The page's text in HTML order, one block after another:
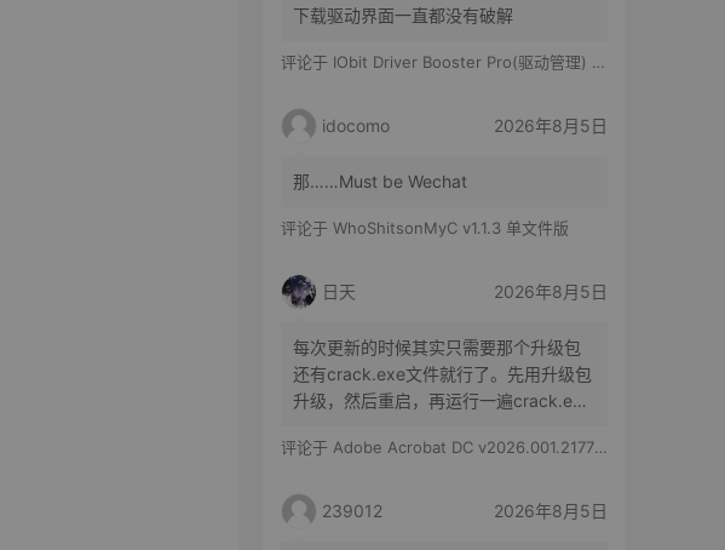
下载驱动界面一直都没有破解
评论于 IObit Driver Booster Pro(驱动管理) v13.6.0.438 便携修改版
idocomo 2026年8月5日
那……Must be Wechat
评论于 WhoShitsonMyC v1.1.3 单文件版
日天 2026年8月5日
每次更新的时候其实只需要那个升级包
还有crack.exe文件就行了。先用升级包
升级，然后重启，再运行一遍crack.exe
评论于 Adobe Acrobat DC v2026.001.21779 特别版
239012 2026年8月5日